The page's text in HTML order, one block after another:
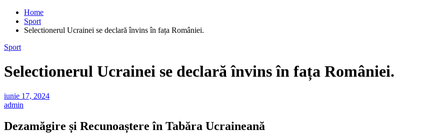
Home
Sport
Selectionerul Ucrainei se declară învins în fața României.
Sport
Selectionerul Ucrainei se declară învins în fața României.
iunie 17, 2024
admin
Dezamăgire și Recunoaștere în Tabăra Ucraineană